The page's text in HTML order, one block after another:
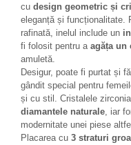
cu design geometric și
eleganță și funcționalitate.
rafinată, inelul include un
fi folosit pentru a agăța un
amuletă.
Desigur, poate fi purtat și
gândit special pentru
și cu stil. Cristalele zirconia
diamantele naturale, iar
modernitate unei piese
Placarea cu 3 straturi